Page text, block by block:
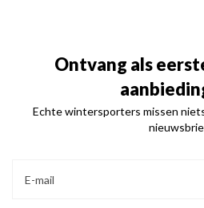
Ontvang als
Echte wintersporters missen